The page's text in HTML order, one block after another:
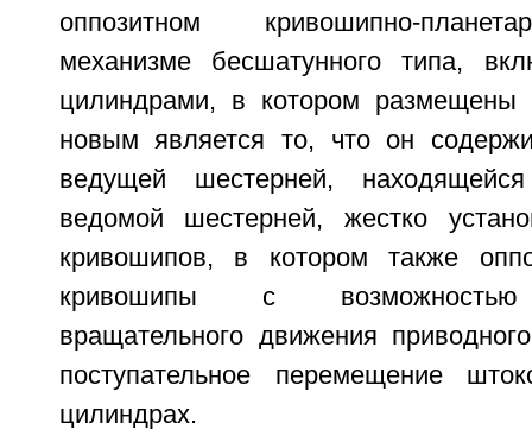
оппозитном кривошипно-
механизме бесшатунного типа,
цилиндрами, в котором
новым является то, что он
ведущей шестерней,
ведомой шестерней, жестко
кривошипов, в котором также
кривошипы с возможностью
вращательного движения
поступательное перемещение
цилиндрах.